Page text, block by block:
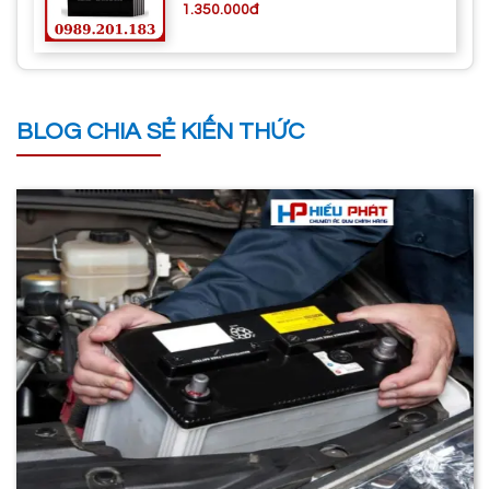
1.350.000đ
BLOG CHIA SẺ KIẾN THỨC